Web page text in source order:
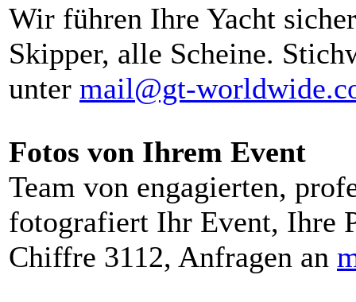
Wir führen Ihre Yacht
Skipper, alle Scheine.
unter mail@gt-
Fotos von Ihrem Event
Team von engagierten,
fotografiert Ihr Event, Ihre
Chiffre 3112, Anfragen an